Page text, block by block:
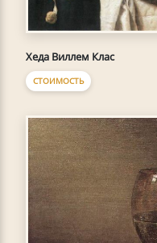
Хеда Виллем Клас
СТОИМОСТЬ